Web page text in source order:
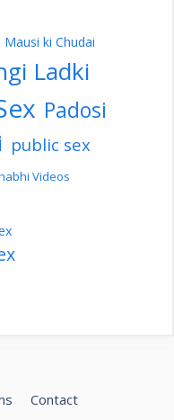
Mausi ki Chudai
Ladki
Padosi
public sex
Videos
Contact